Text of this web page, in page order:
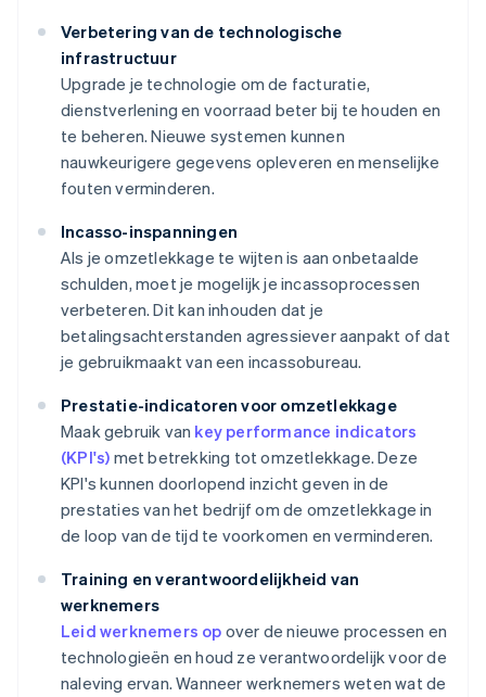
Verbetering van de technologische
infrastructuur
Upgrade je technologie om de facturatie,
dienstverlening en voorraad beter bij te houden en
te beheren. Nieuwe systemen kunnen
nauwkeurigere gegevens opleveren en menselijke
fouten verminderen.
Incasso-inspanningen
Als je omzetlekkage te wijten is aan onbetaalde
schulden, moet je mogelijk je incassoprocessen
verbeteren. Dit kan inhouden dat je
betalingsachterstanden agressiever aanpakt of dat
je gebruikmaakt van een incassobureau.
Prestatie-indicatoren voor omzetlekkage
Maak gebruik van key performance indicators
(KPI's) met betrekking tot omzetlekkage. Deze
KPI's kunnen doorlopend inzicht geven in de
prestaties van het bedrijf om de omzetlekkage in
de loop van de tijd te voorkomen en verminderen.
Training en verantwoordelijkheid van
werknemers
Leid werknemers op over de nieuwe processen en
technologieën en houd ze verantwoordelijk voor de
naleving ervan. Wanneer werknemers weten wat de